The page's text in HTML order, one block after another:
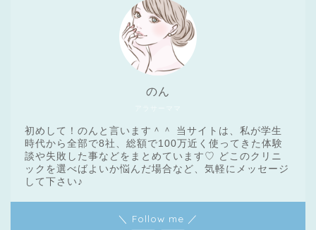
のん
初めして！のんと言います＾＾ 当サイトは、私が学生
時代から全部で8社、総額で100万近く使ってきた体験
談や失敗した事などをまとめています♡ どこのクリニ
ックを選べばよいか悩んだ場合など、気軽にメッセージ
して下さい♪
＼ Follow me ／クリニック一覧